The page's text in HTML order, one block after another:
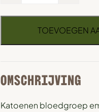
TOEVOEGEN
OMSCHRIJVING
Katoenen bloedgroep